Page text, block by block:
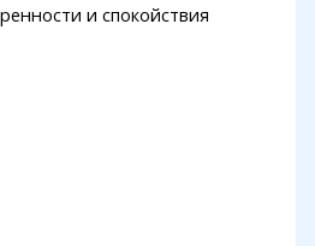
и спокойствия